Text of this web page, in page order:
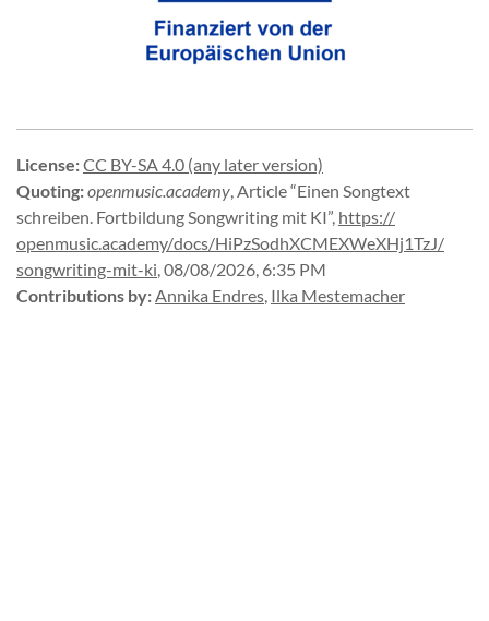
License:CC BY-SA 4.0 (any later version)
Quoting:openmusic.academy,Article “Einen Songtext
schreiben. Fortbildung Songwriting mit KI”, https://
openmusic.academy/docs/HiPzSodhXCMEXWeXHj1TzJ/
songwriting-mit-ki,08/08/2026, 6:35 PM
Contributions by:Annika Endres, Ilka Mestemacher